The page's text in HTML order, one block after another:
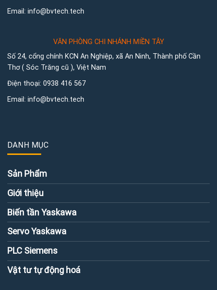
Email: info@bvtech.tech
VĂN PHÒNG CHI NHÁNH MIỀN TÂY
Số 24, cổng chính KCN An Nghiệp, xã An Ninh, Thành phố Cần
Thơ ( Sóc Trăng cũ ), Việt Nam
Điện thoại: 0938 416 567
Email: info@bvtech.tech
DANH MỤC
Sản Phẩm
Giới thiệu
Biến tần Yaskawa
Servo Yaskawa
PLC Siemens
Vật tư tự động hoá